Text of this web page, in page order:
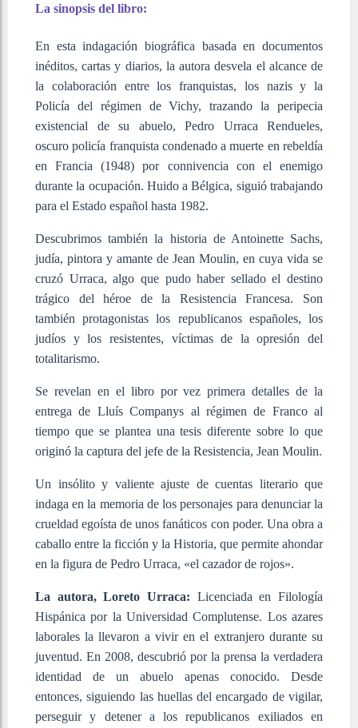
La sinopsis del libro:
En esta indagación biográfica basada en documentos
inéditos, cartas y diarios, la autora desvela el alcance de
la colaboración entre los franquistas, los nazis y la
Policía del régimen de Vichy, trazando la peripecia
existencial de su abuelo, Pedro Urraca Rendueles,
oscuro policía franquista condenado a muerte en rebeldía
en Francia (1948) por connivencia con el enemigo
durante la ocupación. Huido a Bélgica, siguió trabajando
para el Estado español hasta 1982.
Descubrimos también la historia de Antoinette Sachs,
judía, pintora y amante de Jean Moulin, en cuya vida se
cruzó Urraca, algo que pudo haber sellado el destino
trágico del héroe de la Resistencia Francesa. Son
también protagonistas los republicanos españoles, los
judíos y los resistentes, víctimas de la opresión del
totalitarismo.
Se revelan en el libro por vez primera detalles de la
entrega de Lluís Companys al régimen de Franco al
tiempo que se plantea una tesis diferente sobre lo que
originó la captura del jefe de la Resistencia, Jean Moulin.
Un insólito y valiente ajuste de cuentas literario que
indaga en la memoria de los personajes para denunciar la
crueldad egoísta de unos fanáticos con poder. Una obra a
caballo entre la ficción y la Historia, que permite ahondar
en la figura de Pedro Urraca, «el cazador de rojos».
La autora, Loreto Urraca: Licenciada en Filología
Hispánica por la Universidad Complutense. Los azares
laborales la llevaron a vivir en el extranjero durante su
juventud. En 2008, descubrió por la prensa la verdadera
identidad de un abuelo apenas conocido. Desde
entonces, siguiendo las huellas del encargado de vigilar,
perseguir y detener a los republicanos exiliados en